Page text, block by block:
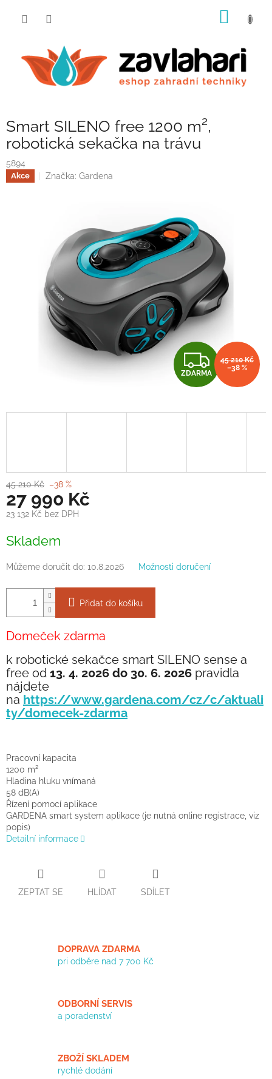
Smart SILENO free 1200 m²,
robotická sekačka na trávu
5894
Akce Značka: Gardena
Z
D
A
ZDARMA
45 210 Kč
–38 %
45 210 Kč –38 %
27 990 Kč
23 132 Kč bez DPH
cena:
Skladem
Můžeme doručit do: 10.8.2026 Možnosti doručení
Přidat do košíku
Domeček zdarma
k robotické sekačce smart SILENO sense a
free od 13. 4. 2026 do 30. 6. 2026 pravidla
nájdete
na https://www.gardena.com/cz/c/aktuali
ty/domecek-zdarma
Pracovní kapacita
1200 m²
Hladina hluku vnímaná
58 dB(A)
Řízení pomocí aplikace
GARDENA smart system aplikace (je nutná online registrace, viz
popis)
Detailní informace
ZEPTAT SE HLÍDAT SDÍLET
DOPRAVA ZDARMA
pri odběre nad 7 700 Kč
ODBORNÍ SERVIS
a poradenství
ZBOŽÍ SKLADEM
rychlé dodání